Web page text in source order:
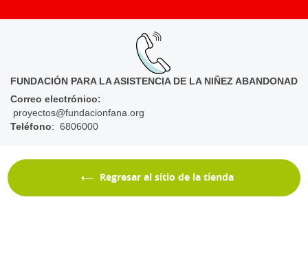
FUNDACIÓN PARA LA ASISTENCIA DE LA NIÑEZ ABANDONAD
Correo electrónico:
proyectos@fundacionfana.org
Teléfono: 6806000
Regresar al sitio de la tienda